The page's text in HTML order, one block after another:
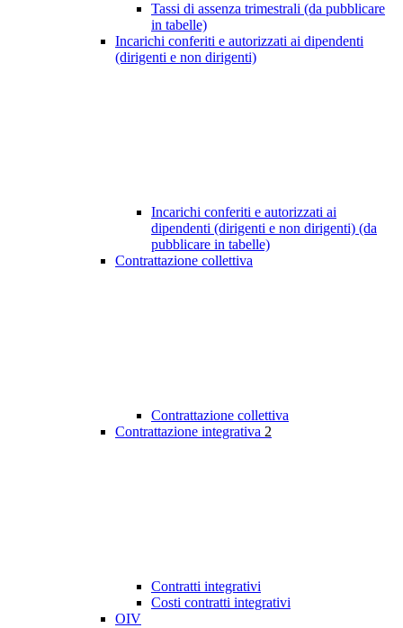
Tassi di assenza trimestrali (da pubblicare
in tabelle)
Incarichi conferiti e autorizzati ai dipendenti
(dirigenti e non dirigenti)
Incarichi conferiti e autorizzati ai
dipendenti (dirigenti e non dirigenti) (da
pubblicare in tabelle)
Contrattazione collettiva
Contrattazione collettiva
Contrattazione integrativa 2
Contratti integrativi
Costi contratti integrativi
OIV